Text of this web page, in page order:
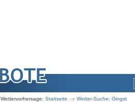
Wettervorhersage: Startseite Wetter-Suche: Gingst